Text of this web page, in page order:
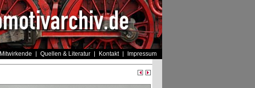
Mitwirkende Quellen & Literatur Kontakt Impressum